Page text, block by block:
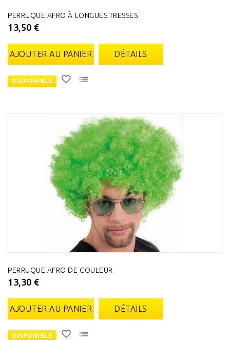
PERRUQUE AFRO À LONGUES TRESSES
13,50 €
AJOUTER AU PANIER DÉTAILS
DISPONIBLE
PERRUQUE AFRO DE COULEUR
13,30 €
AJOUTER AU PANIER DÉTAILS
DISPONIBLE